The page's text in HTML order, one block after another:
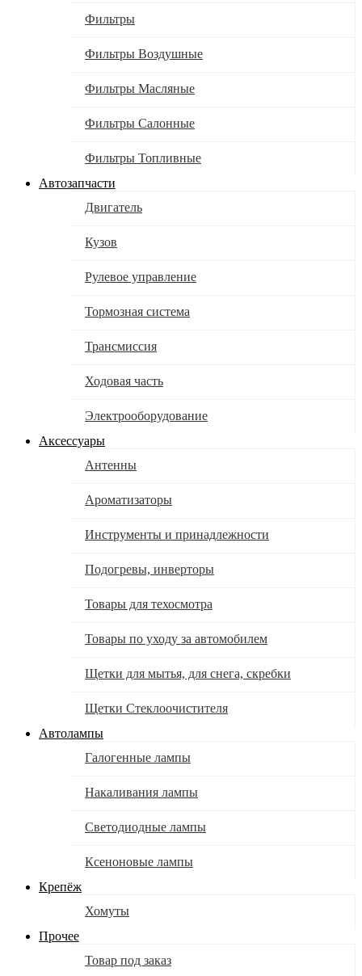
Фильтры
Фильтры Воздушные
Фильтры Масляные
Фильтры Салонные
Фильтры Топливные
Автозапчасти
Двигатель
Кузов
Рулевое управление
Тормозная система
Трансмиссия
Ходовая часть
Электрооборудование
Аксессуары
Антенны
Ароматизаторы
Инструменты и принадлежности
Подогревы, инверторы
Товары для техосмотра
Товары по уходу за автомобилем
Щетки для мытья, для снега, скребки
Щетки Стеклоочистителя
Автолампы
Галогенные лампы
Накаливания лампы
Светодиодные лампы
Ксеноновые лампы
Крепёж
Хомуты
Прочее
Товар под заказ